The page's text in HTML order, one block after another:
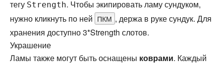
тегу Strength. Чтобы экипировать ламу сундуком,
нужно кликнуть по ней ПКМ , держа в руке сундук. Для
хранения доступно 3*Strength слотов.
Украшение
Ламы также могут быть оснащены коврами. Каждый